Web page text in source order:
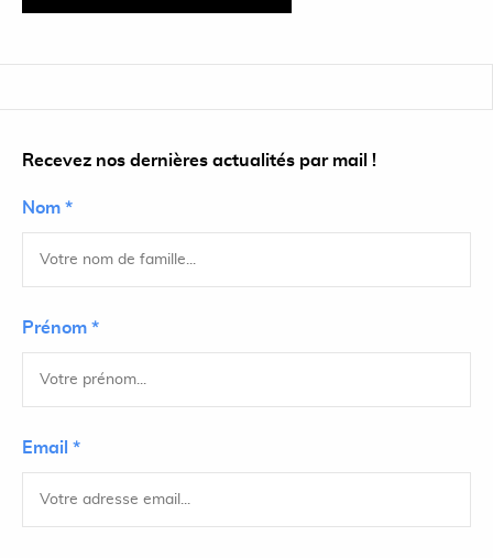
Recevez nos dernières actualités par mail !
Nom *
Prénom *
Email *